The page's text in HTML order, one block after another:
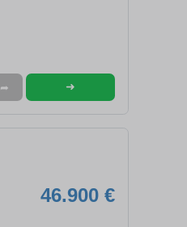
➦ ➜
46.900 €